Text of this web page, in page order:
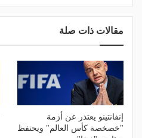
مقالات ذات صلة
إنفانتينو يعتذر عن أزمة
"خصخصة كأس العالم" ويحتفظ